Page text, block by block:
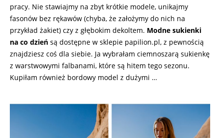
pracy. Nie stawiajmy na zbyt krótkie modele, unikajmy
fasonów bez rękawów (chyba, że założymy do nich na
przykład żakiet) czy z głębokim dekoltem. Modne sukienki
na co dzień są dostępne w sklepie papilion.pl, z pewnością
znajdziesz coś dla siebie. Ja wybrałam ciemnoszarą sukienkę
z warstwowymi falbanami, które są hitem tego sezonu.
Kupiłam również bordowy model z dużymi …